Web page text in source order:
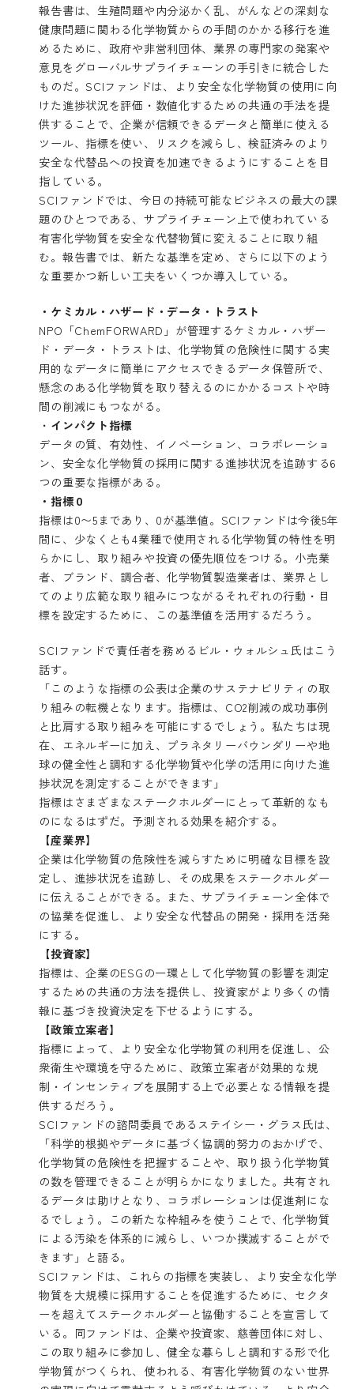
報告書は、生殖問題や内分泌かく乱、がんなどの深刻な
健康問題に関わる化学物質からの手間のかかる移行を進
めるために、政府や非営利団体、業界の専門家の発案や
意見をグローバルサプライチェーンの手引きに統合した
ものだ。SCIファンドは、より安全な化学物質の使用に向
けた進捗状況を評価・数値化するための共通の手法を提
供することで、企業が信頼できるデータと簡単に使える
ツール、指標を使い、リスクを減らし、検証済みのより
安全な代替品への投資を加速できるようにすることを目
指している。
SCIファンドでは、今日の持続可能なビジネスの最大の課
題のひとつである、サプライチェーン上で使われている
有害化学物質を安全な代替物質に変えることに取り組
む。報告書では、新たな基準を定め、さらに以下のよう
な重要かつ新しい工夫をいくつか導入している。
・ケミカル・ハザード・データ・トラスト
NPO「ChemFORWARD」が管理するケミカル・ハザー
ド・データ・トラストは、化学物質の危険性に関する実
用的なデータに簡単にアクセスできるデータ保管所で、
懸念のある化学物質を取り替えるのにかかるコストや時
間の削減にもつながる。
・ インパクト指標
データの質、有効性、イノベーション、コラボレーショ
ン、安全な化学物質の採用に関する進捗状況を追跡する6
つの重要な指標がある。
・指標０
指標は0〜5まであり、0が基準値。SCIファンドは今後5年
間に、少なくとも4業種で使用される化学物質の特性を明
らかにし、取り組みや投資の優先順位をつける。小売業
者、ブランド、調合者、化学物質製造業者は、業界とし
てのより広範な取り組みにつながるそれぞれの行動・目
標を設定するために、この基準値を活用するだろう。
SCIファンドで責任者を務めるビル・ウォルシュ氏はこう
話す。
「このような指標の公表は企業のサステナビリティの取
り組みの転機となります。指標は、CO2削減の成功事例
と比肩する取り組みを可能にするでしょう。私たちは現
在、エネルギーに加え、プラネタリーバウンダリーや地
球の健全性と調和する化学物質や化学の活用に向けた進
捗状況を測定することができます」
指標はさまざまなステークホルダーにとって革新的なも
のになるはずだ。予測される効果を紹介する。
【産業界】
企業は化学物質の危険性を減らすために明確な目標を設
定し、進捗状況を追跡し、その成果をステークホルダー
に伝えることができる。また、サプライチェーン全体で
の協業を促進し、より安全な代替品の開発・採用を活発
にする。
【投資家】
指標は、企業のESGの一環として化学物質の影響を測定
するための共通の方法を提供し、投資家がより多くの情
報に基づき投資決定を下せるようにする。
【政策立案者】
指標によって、より安全な化学物質の利用を促進し、公
衆衛生や環境を守るために、政策立案者が効果的な規
制・インセンティブを展開する上で必要となる情報を提
供するだろう。
SCIファンドの諮問委員であるステイシー・グラス氏は、
「科学的根拠やデータに基づく協調的努力のおかげで、
化学物質の危険性を把握することや、取り扱う化学物質
の数を管理できることが明らかになりました。共有され
るデータは助けとなり、コラボレーションは促進剤にな
るでしょう。この新たな枠組みを使うことで、化学物質
による汚染を体系的に減らし、いつか撲滅することがで
きます」と語る。
SCIファンドは、これらの指標を実装し、より安全な化学
物質を大規模に採用することを促進するために、セクタ
ーを超えてステークホルダーと協働することを宣言して
いる。同ファンドは、企業や投資家、慈善団体に対し、
この取り組みに参加し、健全な暮らしと調和する形で化
学物質がつくられ、使われる、有害化学物質のない世界